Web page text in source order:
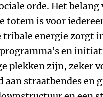
orde. Het
totem is voor
energie zorgt
en
plekken zijn, zeker
aan straatbendes en